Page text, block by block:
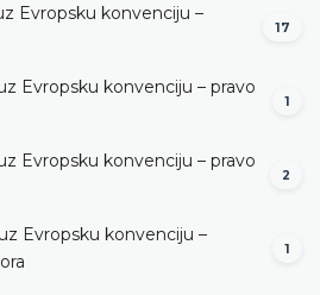
Evropsku konvenciju –
17
Evropsku konvenciju – pravo
1
Evropsku konvenciju – pravo
2
Evropsku konvenciju –
1